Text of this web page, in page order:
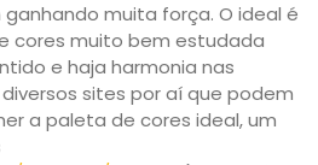
muita força. O ideal é
cores muito bem estudada
e haja harmonia nas
sites por aí que podem
a paleta de cores ideal, um